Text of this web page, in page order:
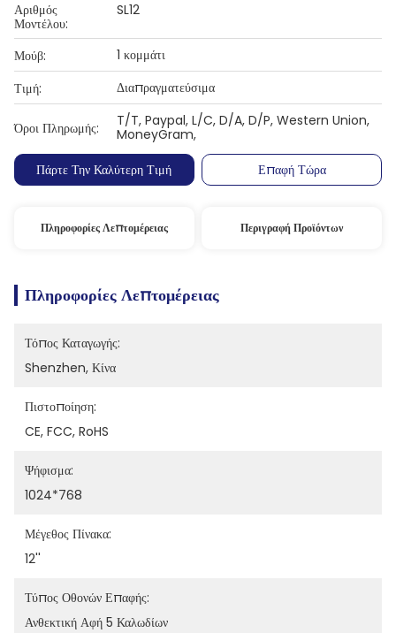
Αριθμός
Μοντέλου:
SL12
Μούβ:
1 κομμάτι
Τιμή:
Διαπραγματεύσιμα
Όροι Πληρωμής:
T/T, Paypal, L/C, D/A, D/P, Western Union,
MoneyGram,
Πάρτε Την Καλύτερη Τιμή
Επαφή Τώρα
Πληροφορίες Λεπτομέρειας Περιγραφή Προϊόντων
Πληροφορίες Λεπτομέρειας
Τόπος Καταγωγής:
Shenzhen, Κίνα
Πιστοποίηση:
CE, FCC, RoHS
Ψήφισμα:
1024*768
Μέγεθος Πίνακα:
12''
Τύπος Οθονών Επαφής:
Ανθεκτική Αφή 5 Καλωδίων